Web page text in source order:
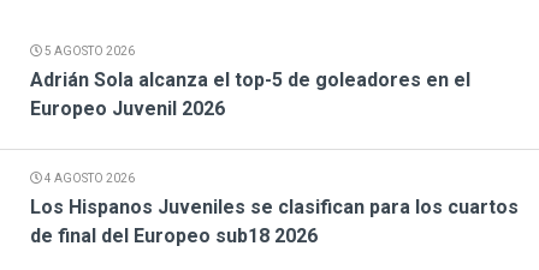
5 AGOSTO 2026
Adrián Sola alcanza el top-5 de goleadores en el
Europeo Juvenil 2026
4 AGOSTO 2026
Los Hispanos Juveniles se clasifican para los cuartos
de final del Europeo sub18 2026